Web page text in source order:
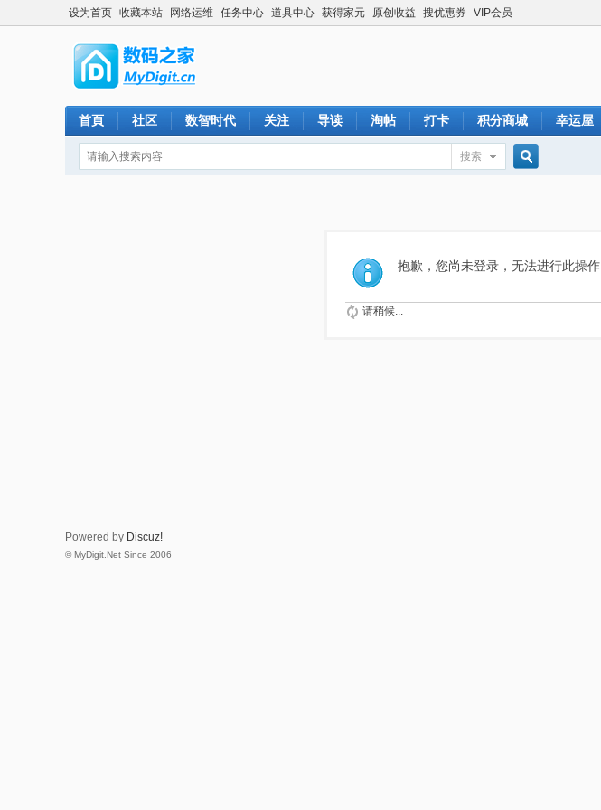
设为首页 收藏本站 网络运维 任务中心 道具中心 获得家元 原创收益 搜优惠券 VIP会员
首頁 社区 数智时代 关注 导读 淘帖 打卡 积分商城 幸运屋
搜索
索
抱歉，您尚未登录，无法进行此操作
请稍候...
Powered by Discuz!
© MyDigit.Net Since 2006